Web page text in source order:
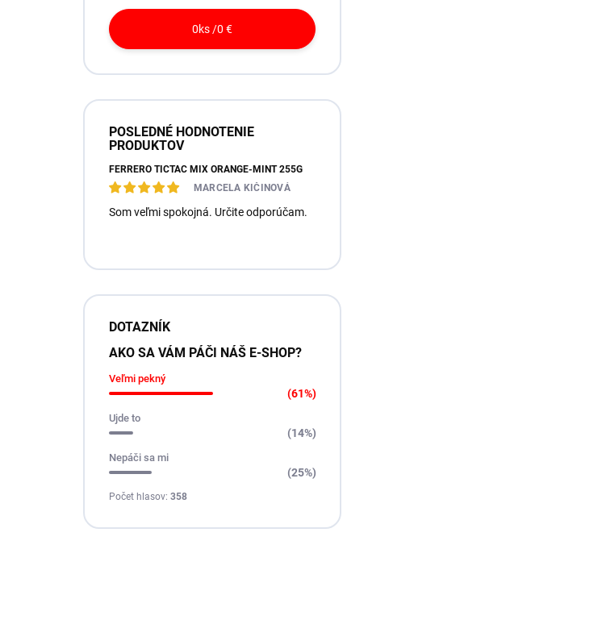
0ks /0 €
POSLEDNÉ HODNOTENIE
PRODUKTOV
FERRERO TICTAC MIX ORANGE-MINT 255G
MARCELA KIČINOVÁ
Som veľmi spokojná. Určite odporúčam.
DOTAZNÍK
AKO SA VÁM PÁČI NÁŠ E-SHOP?
Veľmi pekný
(61%)
Ujde to
(14%)
Nepáči sa mi
(25%)
Počet hlasov: 358